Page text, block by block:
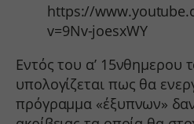
https://
v=9Nv-joesxWY
Εντός του α’ 15νθημερου
υπολογίζεται πως θα
πρόγραμμα «έξυπνων»